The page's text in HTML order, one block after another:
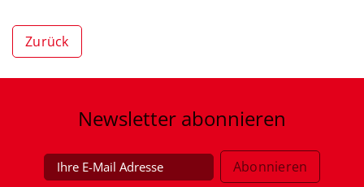
Zurück
Newsletter abonnieren